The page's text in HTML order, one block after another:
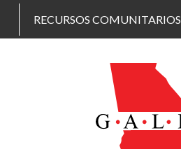
RECURSOS COMUNITARIOS